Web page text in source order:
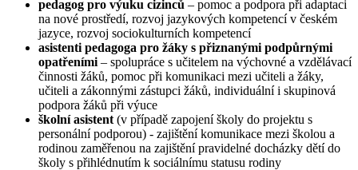
pedagog pro výuku cizinců – pomoc a podpora při adaptaci
na nové prostředí, rozvoj jazykových kompetencí v českém
jazyce, rozvoj sociokulturních kompetencí
asistenti pedagoga pro žáky s přiznanými podpůrnými
opatřeními – spolupráce s učitelem na výchovné a vzdělávací
činnosti žáků, pomoc při komunikaci mezi učiteli a žáky,
učiteli a zákonnými zástupci žáků, individuální i skupinová
podpora žáků při výuce
školní asistent (v případě zapojení školy do projektu s
personální podporou) - zajištění komunikace mezi školou a
rodinou zaměřenou na zajištění pravidelné docházky dětí do
školy s přihlédnutím k sociálnímu statusu rodiny